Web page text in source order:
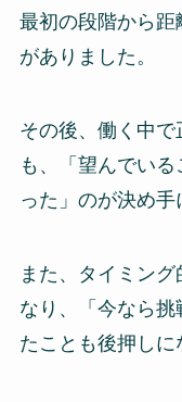
最初の段階から
がありました。
その後、働く中で
も、「望んでい
った」のが決め手
また、タイミン
なり、「今なら挑
たことも後押しに